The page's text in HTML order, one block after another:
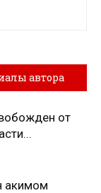
автора
от
акимом